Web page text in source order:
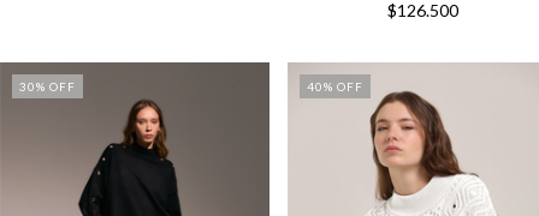
$126.500
30% OFF 40% OFF